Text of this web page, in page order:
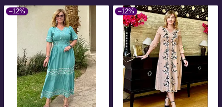
–12% –12%